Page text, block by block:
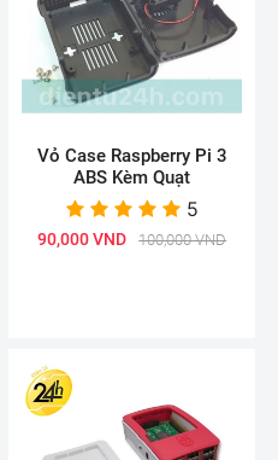
Vỏ Case Raspberry Pi 3
ABS Kèm Quạt
5
90,000 VND 100,000 VND